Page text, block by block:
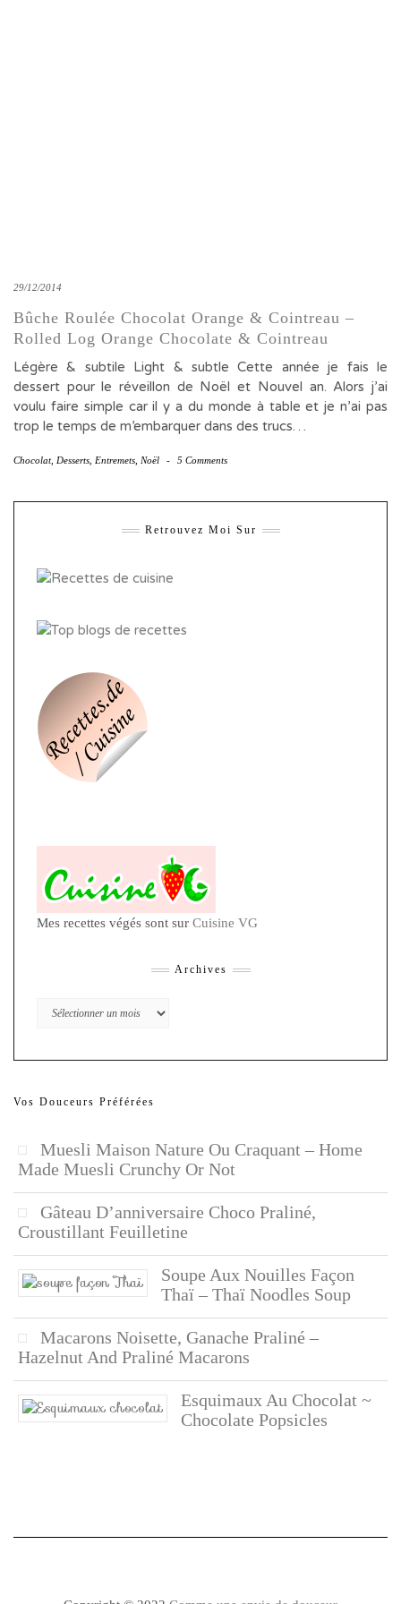
29/12/2014
Bûche Roulée Chocolat Orange & Cointreau –
Rolled Log Orange Chocolate & Cointreau
Légère & subtile Light & subtle Cette année je fais le
dessert pour le réveillon de Noël et Nouvel an. Alors j’ai
voulu faire simple car il y a du monde à table et je n’ai pas
trop le temps de m’embarquer dans des trucs…
Chocolat, Desserts Entremets Noël - 5 Comments
Retrouvez Moi Sur
Mes recettes végés sont sur Cuisine VG
Archives
Archives
Vos Douceurs Préférées
Muesli Maison Nature Ou Craquant – Home
Made Muesli Crunchy Or Not
Gâteau D’anniversaire Choco Praliné,
Croustillant Feuilletine
Soupe Aux Nouilles Façon
Thaï – Thaï Noodles Soup
Macarons Noisette, Ganache Praliné –
Hazelnut And Praliné Macarons
Esquimaux Au Chocolat ~
Chocolate Popsicles